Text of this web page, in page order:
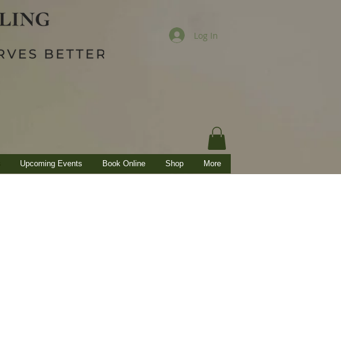
Log In
Upcoming Events Book Online Shop More